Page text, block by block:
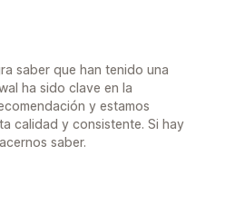
saber que han tenido una
ha sido clave en la
y estamos
calidad y consistente. Si hay
saber.